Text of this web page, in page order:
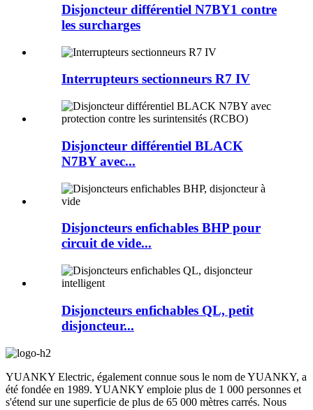
Disjoncteur différentiel N7BY1 contre
les surcharges
Interrupteurs sectionneurs R7 IV
Disjoncteur différentiel BLACK
N7BY avec...
Disjoncteurs enfichables BHP pour
circuit de vide...
Disjoncteurs enfichables QL, petit
disjoncteur...
YUANKY Electric, également connue sous le nom de YUANKY, a
été fondée en 1989. YUANKY emploie plus de 1 000 personnes et
s'étend sur une superficie de plus de 65 000 mètres carrés. Nous